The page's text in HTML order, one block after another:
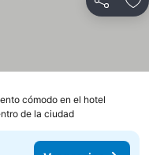
Compartir
cómodo en el hotel
de la ciudad